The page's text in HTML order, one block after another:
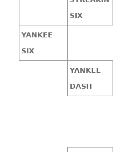
SIX
YANKEE
SIX
YANKEE
DASH